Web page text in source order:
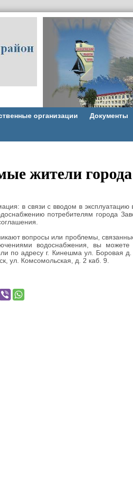
организации Документы
жители
в связи с вводом в эксплуатацию
потребителям города
вопросы или проблемы,
водоснабжения, вы
по адресу г. Кинешма ул. Боровая
ул. Комсомольская, д. 2 каб. 9.